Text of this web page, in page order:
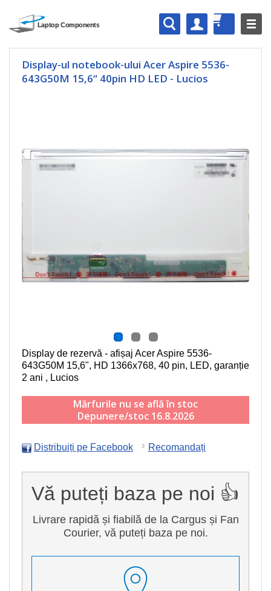
Display-ul notebook-ului Acer Aspire 5536-
643G50M 15,6“ 40pin HD LED - Lucios
Display de rezervă - afișaj Acer Aspire 5536-
643G50M 15,6", HD 1366x768, 40 pin, LED, garanție
2 ani , Lucios
Mărfurile nu se află în stoc
Depunere/stoc 16.8.2026
Distribuiți pe Facebook Recomandați
Vă puteți baza pe noi 👍
Livrare rapidă și fiabilă de la Cargus și Fan
Courier, vă puteți baza pe noi.